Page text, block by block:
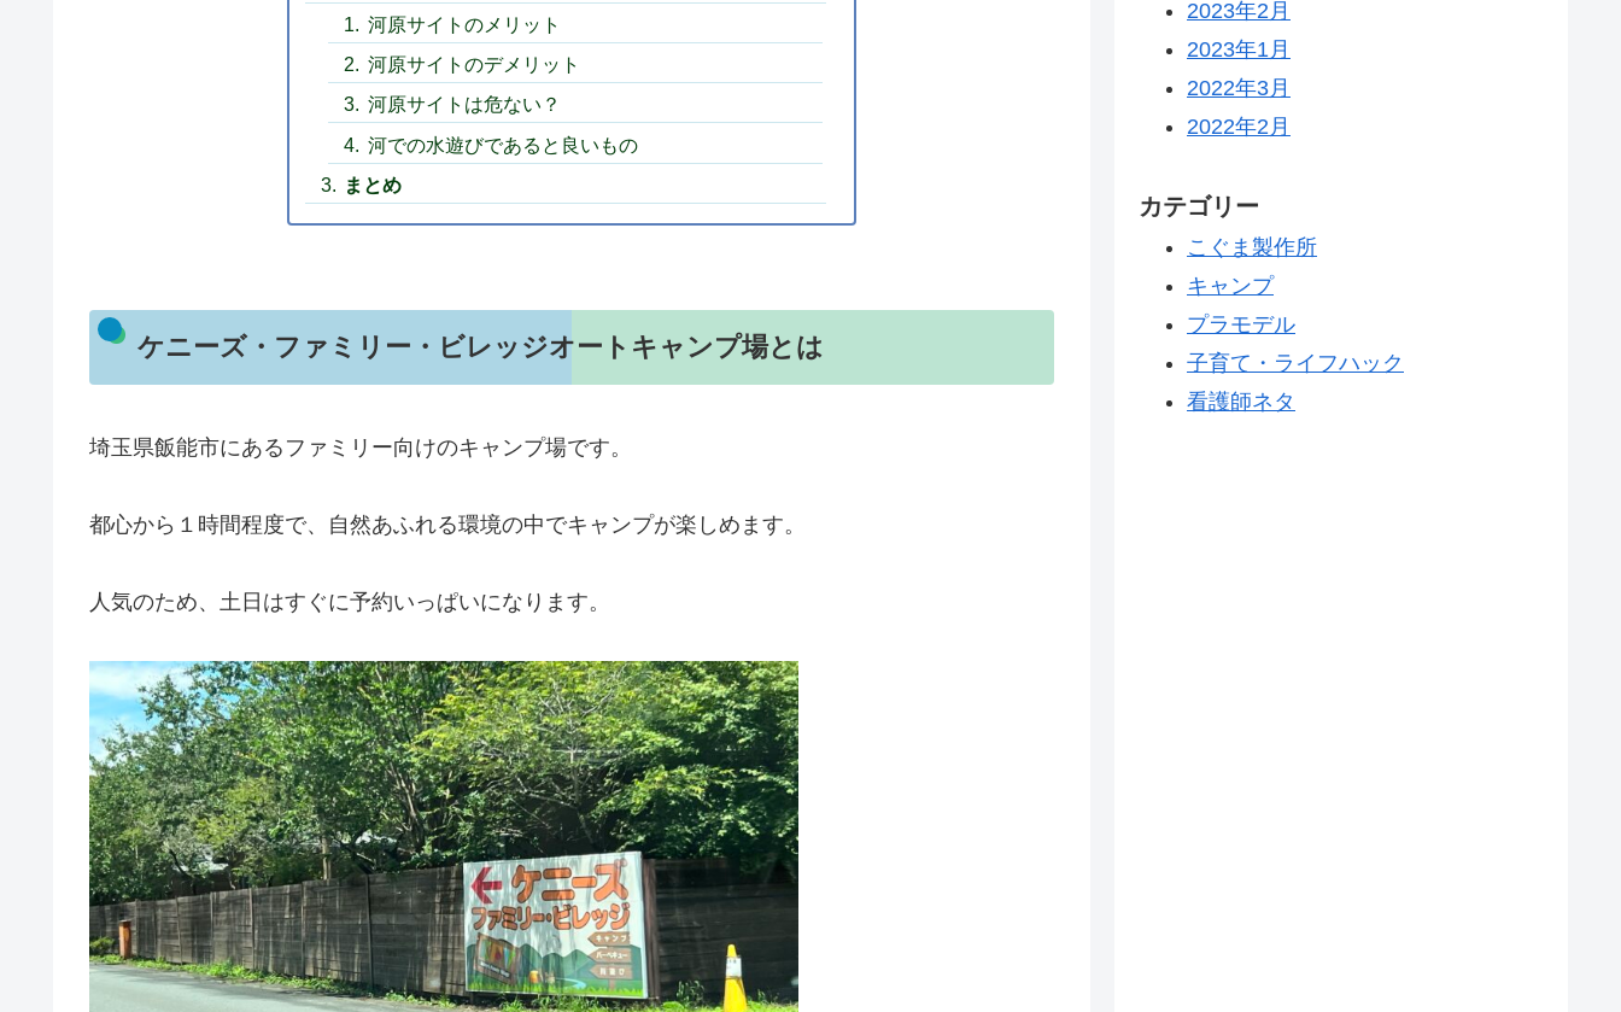
河原サイトのメリット
河原サイトのデメリット
河原サイトは危ない？
河での水遊びであると良いもの
まとめ
ケニーズ・ファミリー・ビレッジオートキャンプ場とは
埼玉県飯能市にあるファミリー向けのキャンプ場です。
都心から１時間程度で、自然あふれる環境の中でキャンプが楽しめます。
人気のため、土日はすぐに予約いっぱいになります。
2023年2月
2023年1月
2022年3月
2022年2月
カテゴリー
こぐま製作所
キャンプ
プラモデル
子育て・ライフハック
看護師ネタ